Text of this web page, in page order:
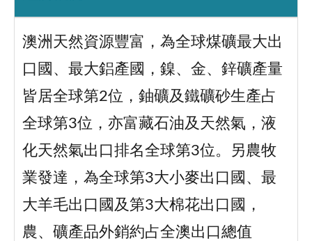
澳洲天然資源豐富，為全球煤礦最大出
口國、最大鋁產國，鎳、金、鋅礦產量
皆居全球第2位，鈾礦及鐵礦砂生產占
全球第3位，亦富藏石油及天然氣，液
化天然氣出口排名全球第3位。另農牧
業發達，為全球第3大小麥出口國、最
大羊毛出口國及第3大棉花出口國，
農、礦產品外銷約占全澳出口總值